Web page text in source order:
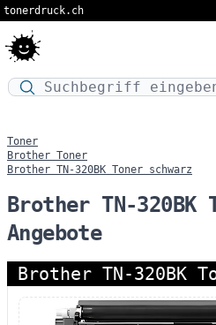
tonerdruck.ch
Druckermodell oder
Toner
Brother Toner
Brother TN-320BK Toner schwarz
Brother TN-320BK
Angebote
Brother TN-320BK